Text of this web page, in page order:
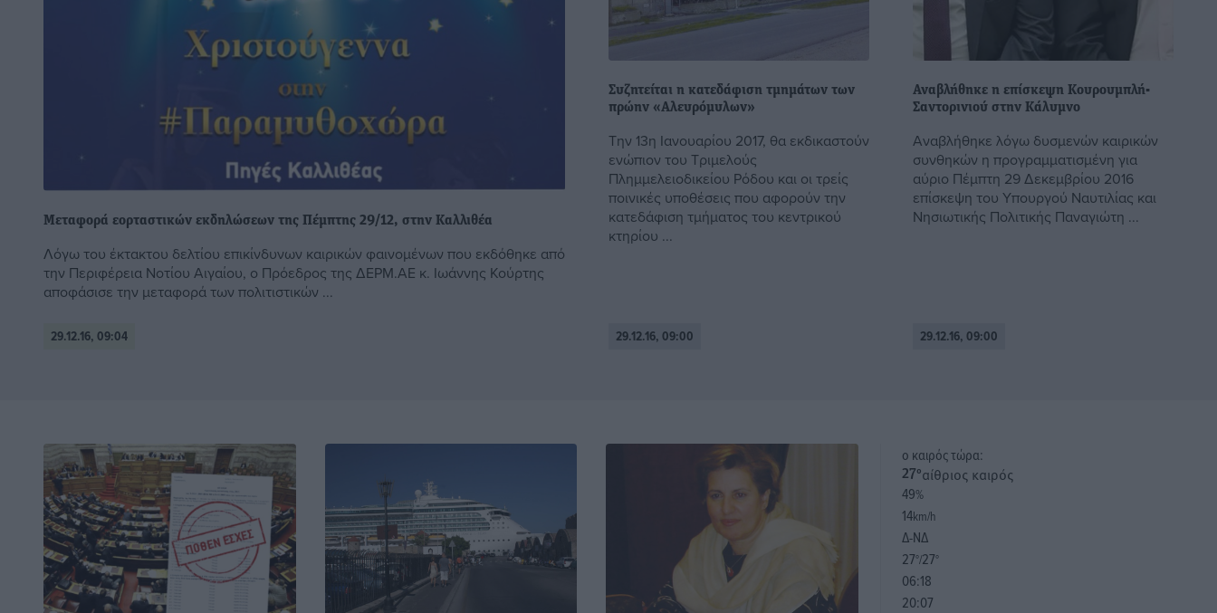
Μεταφορά εορταστικών εκδηλώσεων της Πέμπτης 29/12, στην Καλλιθέα
Λόγω του έκτακτου δελτίου επικίνδυνων καιρικών φαινομένων που εκδόθηκε από
την Περιφέρεια Νοτίου Αιγαίου, ο Πρόεδρος της ΔΕΡΜ.ΑΕ κ. Ιωάννης Κούρτης
αποφάσισε την μεταφορά των πολιτιστικών ...
29.12.16, 09:04
Συζητείται η κατεδάφιση τμημάτων των
πρώην «Αλευρόμυλων»
Την 13η Ιανουαρίου 2017, θα εκδικαστούν
ενώπιον του Τριμελούς
Πλημμελειοδικείου Ρόδου και οι τρείς
ποινικές υποθέσεις που αφορούν την
κατεδάφιση τμήματος του κεντρικού
κτηρίου ...
29.12.16, 09:00
Αναβλήθηκε η επίσκεψη Κουρουμπλή-
Σαντορινιού στην Κάλυμνο
Αναβλήθηκε λόγω δυσμενών καιρικών
συνθηκών η προγραμματισμένη για
αύριο Πέμπτη 29 Δεκεμβρίου 2016
επίσκεψη του Υπουργού Ναυτιλίας και
Νησιωτικής Πολιτικής Παναγιώτη ...
29.12.16, 09:00
o καιρός τώρα:
27°αίθριος καιρός
49%
14km/h
Δ-ΝΔ
27°/27°
06:18
20:07